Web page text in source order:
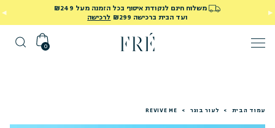
משלוח חינם לנקודת איסוף בכל הזמנה מעל ₪249
ועד הבית ברכישה ₪299
לרכישה
0
עמוד הבית > לעור בוגר >
REVIVE ME